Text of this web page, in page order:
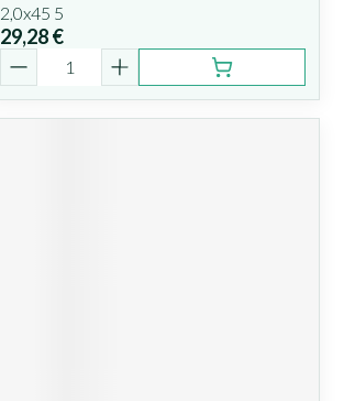
2,0x45 5
29,28 €
Quantité